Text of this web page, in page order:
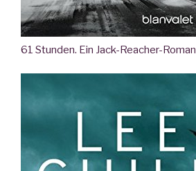
61 Stunden. Ein Jack-Reacher-Roman